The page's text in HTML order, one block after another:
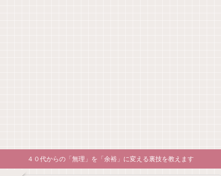
４０代からの「無理」を「余裕」に変える裏技を教えます